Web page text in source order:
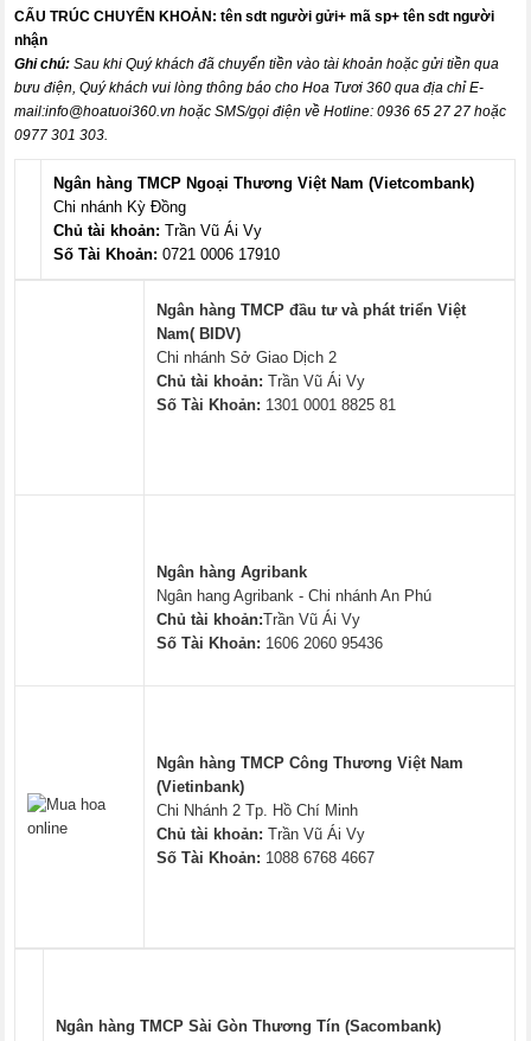
CẤU TRÚC CHUYỂN KHOẢN:tên sdt người gửi+ mã sp+ tên sdt người
nhận
Ghi chú:Sau khi Quý khách đã chuyển tiền vào tài khoản hoặc gửi tiền qua
bưu điện, Quý khách vui lòng thông báo cho Hoa Tươi 360 qua địa chỉ E-
mail:info@hoatuoi360.vn hoặc SMS/gọi điện về Hotline: 0936 65 27 27 hoặc
0977 301 303.
Ngân hàng TMCP Ngoại Thương Việt Nam (Vietcombank)
Chi nhánh Kỳ Đồng
Chủ tài khoản: Trần Vũ Ái Vy
Số Tài Khoản: 0721 0006 17910
Ngân hàng TMCP đầu tư và phát triển Việt
Nam( BIDV)
Chi nhánh Sở Giao Dịch 2
Chủ tài khoản: Trần Vũ Ái Vy
Số Tài Khoản: 1301 0001 8825 81
Ngân hàng Agribank
Ngân hang Agribank - Chi nhánh An Phú
Chủ tài khoản:Trần Vũ Ái Vy
Số Tài Khoản: 1606 2060 95436
Ngân hàng TMCP Công Thương Việt Nam
(Vietinbank)
Chi Nhánh 2 Tp. Hồ Chí Minh
Chủ tài khoản: Trần Vũ Ái Vy
Số Tài Khoản: 1088 6768 4667
Ngân hàng TMCP Sài Gòn Thương Tín (Sacombank)